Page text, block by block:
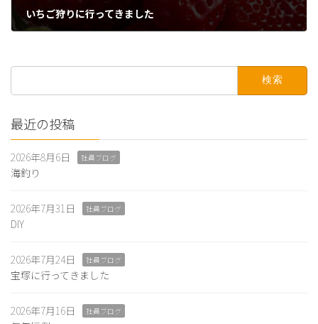
いちご狩りに行ってきました
最近の投稿
2026年8月6日 社員ブログ
海釣り
2026年7月31日 社員ブログ
DIY
2026年7月24日 社員ブログ
宝塚に行ってきました
2026年7月16日 社員ブログ